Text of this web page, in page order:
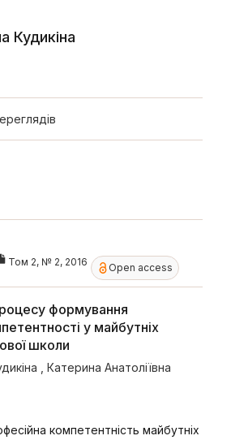
Кудикіна
Том 2, № 2, 2016 Open access
формування
у майбутніх
школи
Катерина Анатоліївна
компетентність майбутніх